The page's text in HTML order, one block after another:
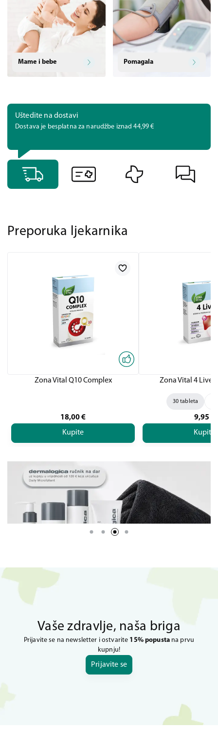
Mame i bebe Pomagala
Uštedite na dostavi
Dostava je besplatna za narudžbe iznad 44,99 €
Preporuka ljekarnika
Zona Vital Q10 Complex
18,00€
Kupite
Zona Vital 4
30 tableta
9,95
Kupite
Vaše zdravlje, naša briga
Prijavite se na newsletter i ostvarite 15% popustana prvu
kupnju!
Prijavite se